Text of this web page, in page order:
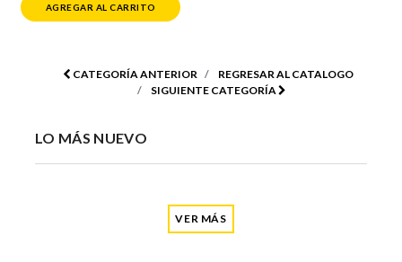
AGREGAR AL CARRITO
CATEGORÍA ANTERIOR
REGRESAR AL CATALOGO
SIGUIENTE CATEGORÍA
LO MÁS NUEVO
VER MÁS